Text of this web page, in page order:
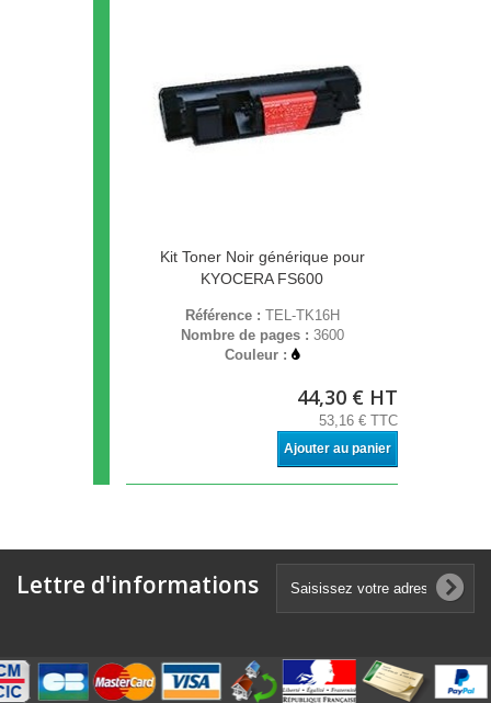
Kit Toner Noir générique pour
KYOCERA FS600
Référence : TEL-TK16H
Nombre de pages : 3600
Couleur :
44,30 € HT
53,16 € TTC
Ajouter au panier
Lettre d'informations